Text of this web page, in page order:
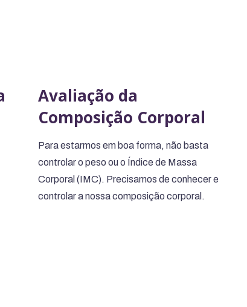
Avaliação da
Composição Corporal
Para estarmos em boa forma, não basta
controlar o peso ou o Índice de Massa
Corporal (IMC). Precisamos de conhecer e
controlar a nossa composição corporal.